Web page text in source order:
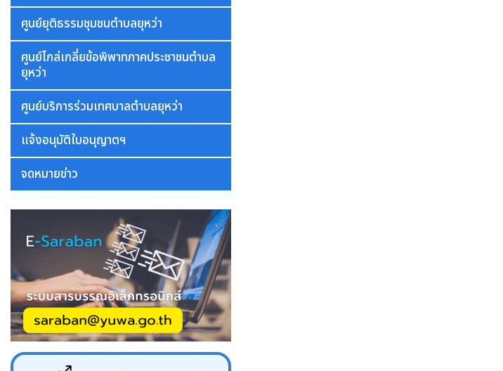
ศูนย์ยุติธรรมชุมชนตำบลยุหว่า
ศูนย์ไกล่เกลี่ยข้อพิพาทภาคประชาชนตำบล
ยุหว่า
ศูนย์บริการร่วมเทศบาลตำบลยุหว่า
แจ้งอนุมัติใบอนุญาตฯ
จดหมายข่าว